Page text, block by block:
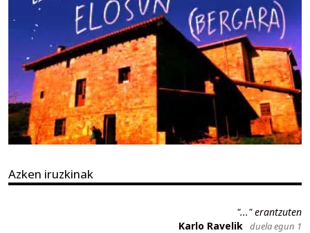
Azken iruzkinak
"..." erantzuten
Karlo Ravelik duela egun 1